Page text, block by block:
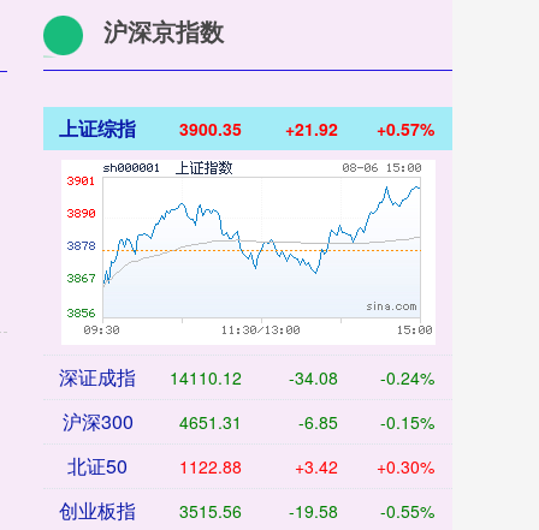
沪深京指数
上证综指 3900.35 +21.92 +0.57%
深证成指 14110.12 -34.08 -0.24%
沪深300 4651.31 -6.85 -0.15%
北证50 1122.88 +3.42 +0.30%
创业板指 3515.56 -19.58 -0.55%